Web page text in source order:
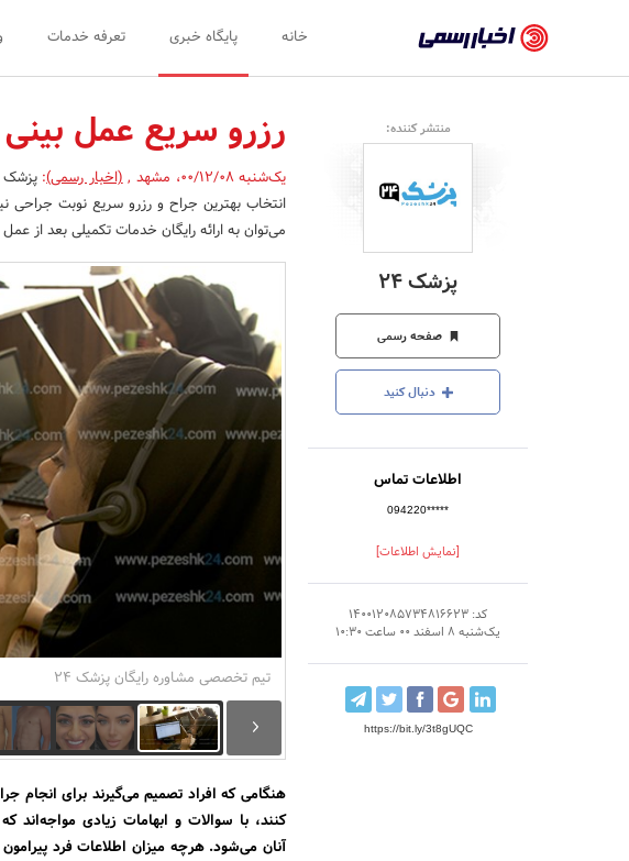
رسمی
-
اخبار
تایید
شرکت‌ها،
سازمان‌ها
و
روابط
عمومی‌ها
خانه پایگاه خبری تعرفه خدمات
منتشر کننده:
پزشک 24
صفحه رسمی
دنبال کنید
اطلاعات تماس
094220*****
[نمایش اطلاعات]
کد: 140012085734816623
یک‌شنبه 8 اسفند 00 ساعت 10:30
https://bit.ly/3t8gUQC
رزرو سریع عمل بینی
یک‌شنبه 00/12/08 ، مشهد ,(اخبار رسمی):
می‌توان به ارائه رایگان خدمات تکمیلی بعد از عمل
تیم تخصصی مشاوره رایگان پزشک 24
هنگامی که افراد تصمیم می‌گیرند برای انجام
کنند، با سوالات و ابهامات زیادی مواجه‌اند
آنان می‌شود. هرچه میزان اطلاعات فرد